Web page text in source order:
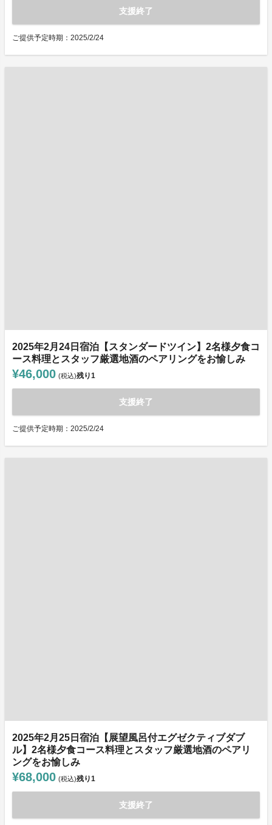
支援終了
ご提供予定時期：2025/2/24
2025年2月24日宿泊【スタンダードツイン】2名様夕食コ
ース料理とスタッフ厳選地酒のペアリングをお愉しみ
¥46,000 (税込)残り1
支援終了
ご提供予定時期：2025/2/24
2025年2月25日宿泊【展望風呂付エグゼクティブダブ
ル】2名様夕食コース料理とスタッフ厳選地酒のペアリ
ングをお愉しみ
¥68,000 (税込)残り1
支援終了